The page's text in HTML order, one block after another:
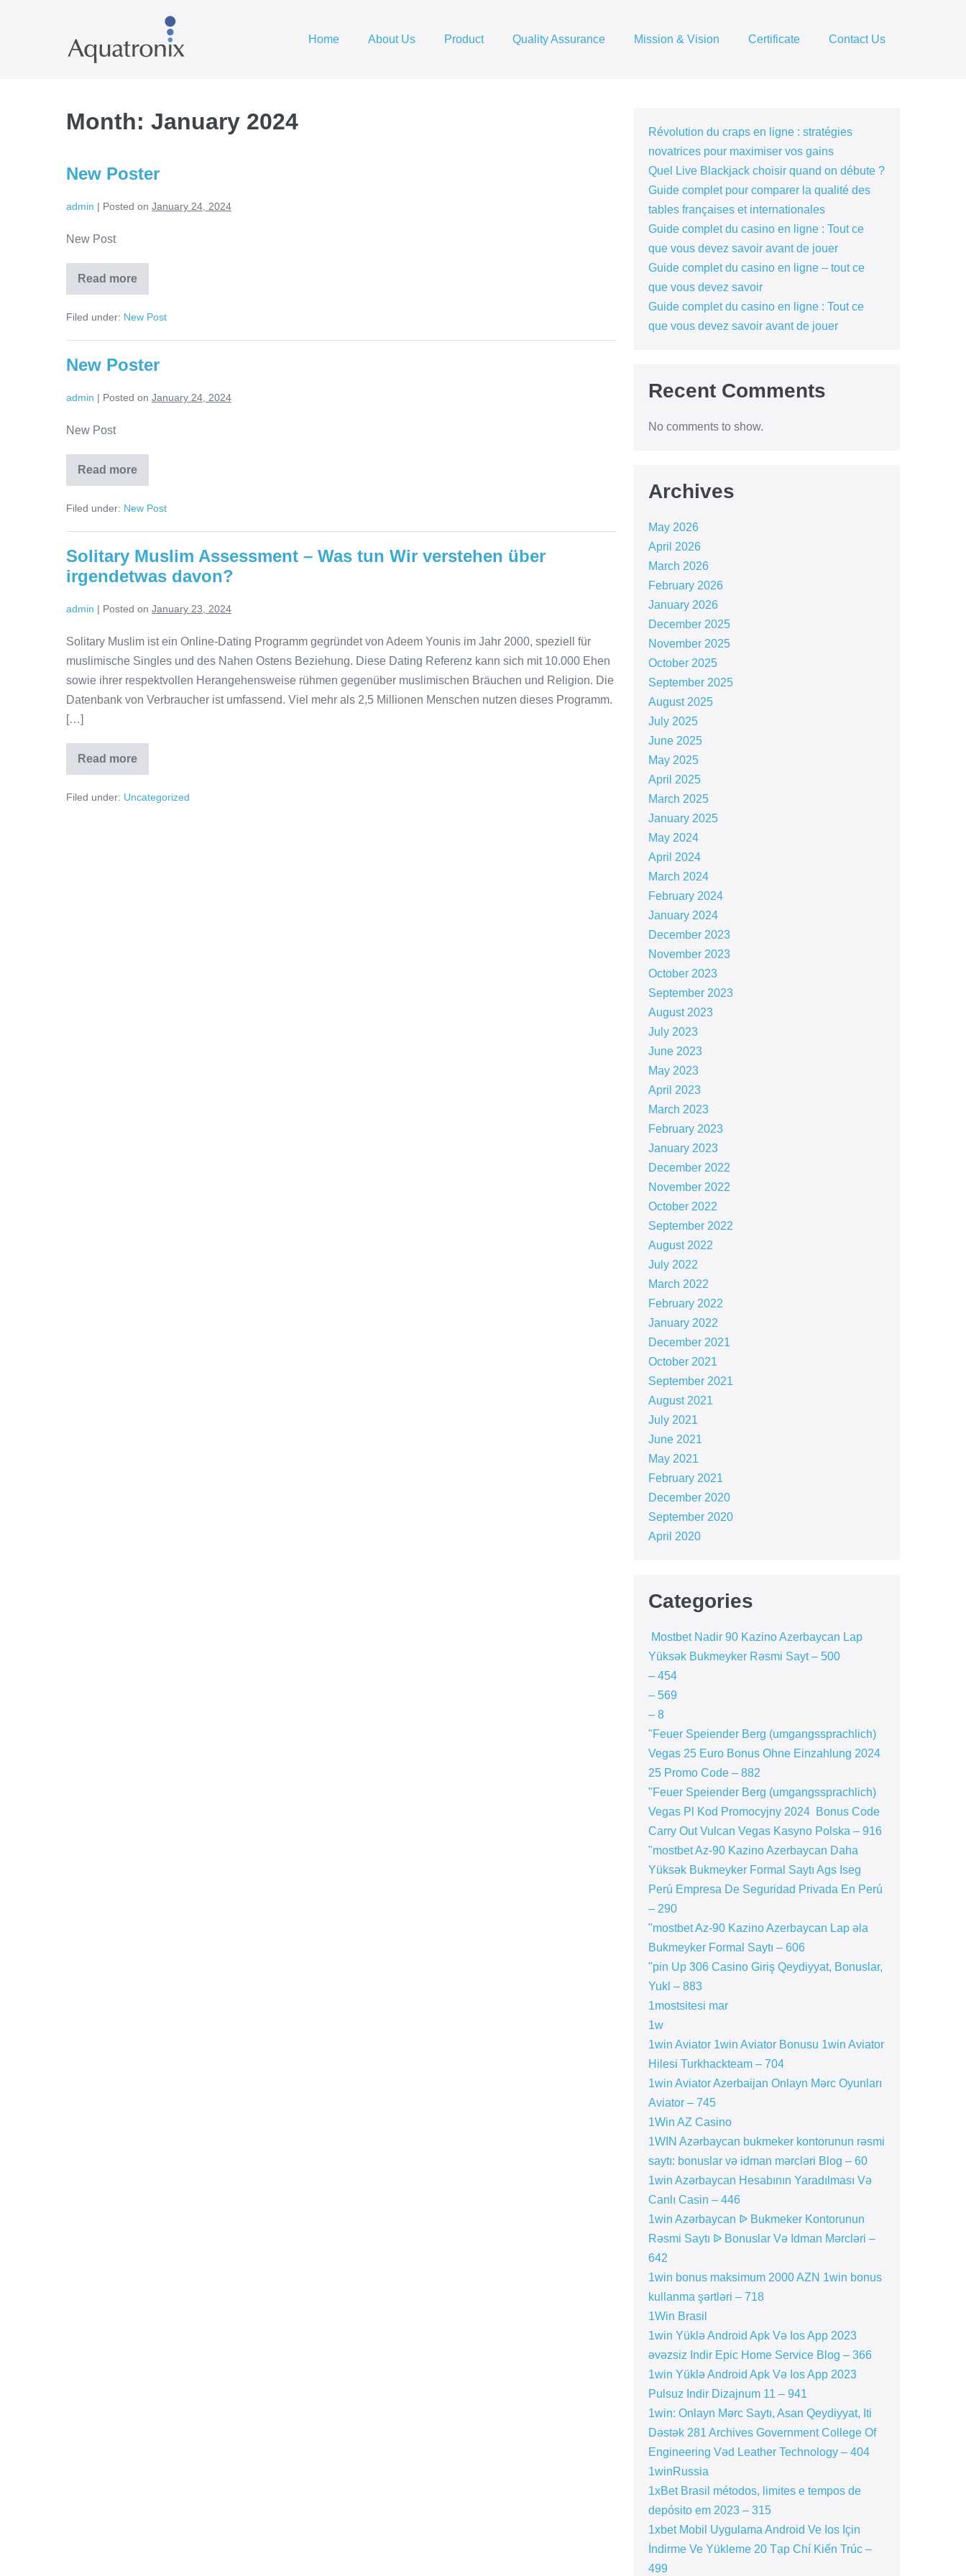
Home About Us Product Quality Assurance Mission & Vision Certificate Contact Us
Month: January 2024
New Poster
admin | Posted on January 24, 2024
New Post
Read more
New
Poster
Filed under: New Post
New Poster
admin | Posted on January 24, 2024
New Post
Read more
New
Poster
Filed under: New Post
Solitary Muslim Assessment – Was tun Wir verstehen über
irgendetwas davon?
admin | Posted on January 23, 2024
Solitary Muslim ist ein Online-Dating Programm gegründet von Adeem Younis im Jahr 2000, speziell für
muslimische Singles und des Nahen Ostens Beziehung. Diese Dating Referenz kann sich mit 10.000 Ehen
sowie ihrer respektvollen Herangehensweise rühmen gegenüber muslimischen Bräuchen und Religion. Die
Datenbank von Verbraucher ist umfassend. Viel mehr als 2,5 Millionen Menschen nutzen dieses Programm.
[…]
Read more
Solitary
Muslim
–
Filed under: Uncategorized
Révolution du craps en ligne : stratégies
novatrices pour maximiser vos gains
Quel Live Blackjack choisir quand on débute ?
Guide complet pour comparer la qualité des
tables françaises et internationales
Guide complet du casino en ligne : Tout ce
que vous devez savoir avant de jouer
Guide complet du casino en ligne – tout ce
que vous devez savoir
Guide complet du casino en ligne : Tout ce
que vous devez savoir avant de jouer
Recent Comments
No comments to show.
Archives
May 2026
April 2026
March 2026
February 2026
January 2026
December 2025
November 2025
October 2025
September 2025
August 2025
July 2025
June 2025
May 2025
April 2025
March 2025
January 2025
May 2024
April 2024
March 2024
February 2024
January 2024
December 2023
November 2023
October 2023
September 2023
August 2023
July 2023
June 2023
May 2023
April 2023
March 2023
February 2023
January 2023
December 2022
November 2022
October 2022
September 2022
August 2022
July 2022
March 2022
February 2022
January 2022
December 2021
October 2021
September 2021
August 2021
July 2021
June 2021
May 2021
February 2021
December 2020
September 2020
April 2020
Categories
️ Mostbet Nadir 90 Kazino Azerbaycan Lap
Yüksək Bukmeyker Rəsmi Sayt – 500
– 454
– 569
– 8
"Feuer Speiender Berg (umgangssprachlich)
Vegas 25 Euro Bonus Ohne Einzahlung 2024
25 Promo Code – 882
"Feuer Speiender Berg (umgangssprachlich)
Vegas Pl Kod Promocyjny 2024 ️ Bonus Code
Carry Out Vulcan Vegas Kasyno Polska – 916
"mostbet Az-90 Kazino Azerbaycan Daha
Yüksək Bukmeyker Formal Saytı Ags Iseg
Perú Empresa De Seguridad Privada En Perú
– 290
"mostbet Az-90 Kazino Azerbaycan Lap əla
Bukmeyker Formal Saytı – 606
"pin Up 306 Casino Giriş Qeydiyyat, Bonuslar,
Yukl – 883
1mostsitesi mar
1w
1win Aviator 1win Aviator Bonusu 1win Aviator
Hilesi Turkhackteam – 704
1win Aviator Azerbaijan Onlayn Mərc Oyunları
Aviator – 745
1Win AZ Casino
1WIN Azərbaycan bukmeker kontorunun rəsmi
saytı: bonuslar və idman mərcləri Blog – 60
1win Azərbaycan Hesabının Yaradılması Və
Canlı Casin – 446
1win Azərbaycan ᐉ Bukmeker Kontorunun
Rəsmi Saytı ᐉ Bonuslar Və Idman Mərcləri –
642
1win bonus maksimum 2000 AZN 1win bonus
kullanma şərtləri – 718
1Win Brasil
1win Yüklə Android Apk Və Ios App 2023
əvəzsiz Indir Epic Home Service Blog – 366
1win Yüklə Android Apk Və Ios App 2023
Pulsuz Indir Dizajnum 11 – 941
1win: Onlayn Mərc Saytı, Asan Qeydiyyat, Iti
Dəstək 281 Archives Government College Of
Engineering Vəd Leather Technology – 404
1winRussia
1xBet Brasil métodos, limites e tempos de
depósito em 2023 – 315
1xbet Mobil Uygulama Android Ve Ios Için
İndirme Ve Yükleme 20 Tạp Chí Kiến Trúc –
499